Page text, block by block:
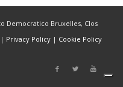
Democratico Bruxelles, Clos
Privacy Policy| Cookie Policy